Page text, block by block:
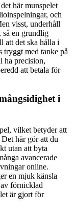
här munspelet
och
visst, underhåll
så en grundlig
att det ska hålla i
tryggt med tanke på
ha precision,
att betala för
i
vilket betyder att
här gör att du
utan att byta
avancerade
online.
en mjuk känsla
förnicklad
är gjort för